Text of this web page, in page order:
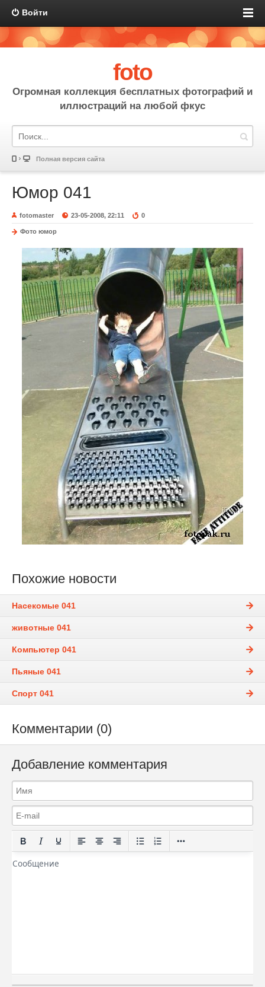
Войти
foto
Огромная коллекция бесплатных фотографий и
иллюстраций на любой фкус
Полная версия сайта
Юмор 041
fotomaster 23-05-2008, 22:11 0
Фото юмор
Похожие новости
Насекомые 041
животные 041
Компьютер 041
Пьяные 041
Спорт 041
Комментарии (0)
Добавление комментария